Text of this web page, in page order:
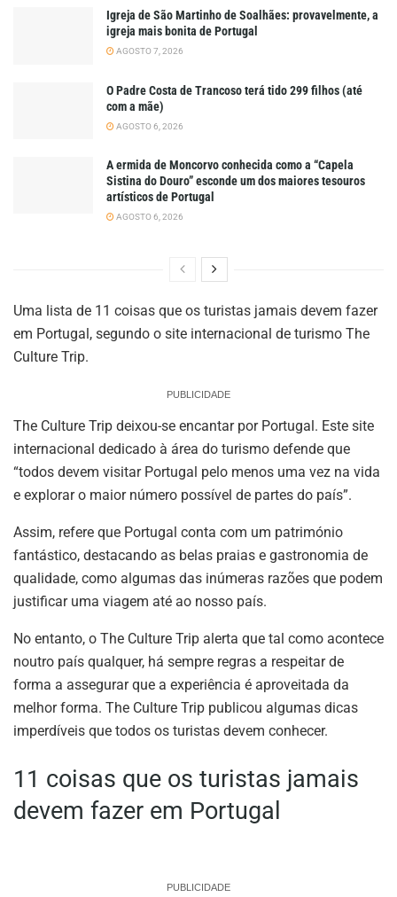
Igreja de São Martinho de Soalhães: provavelmente, a
igreja mais bonita de Portugal
AGOSTO 7, 2026
O Padre Costa de Trancoso terá tido 299 filhos (até
com a mãe)
AGOSTO 6, 2026
A ermida de Moncorvo conhecida como a “Capela
Sistina do Douro” esconde um dos maiores tesouros
artísticos de Portugal
AGOSTO 6, 2026
Uma lista de 11 coisas que os turistas jamais devem fazer
em Portugal, segundo o site internacional de turismo The
Culture Trip.
PUBLICIDADE
The Culture Trip deixou-se encantar por Portugal. Este site
internacional dedicado à área do turismo defende que
“todos devem visitar Portugal pelo menos uma vez na vida
e explorar o maior número possível de partes do país”.
Assim, refere que Portugal conta com um património
fantástico, destacando as belas praias e gastronomia de
qualidade, como algumas das inúmeras razões que podem
justificar uma viagem até ao nosso país.
No entanto, o The Culture Trip alerta que tal como acontece
noutro país qualquer, há sempre regras a respeitar de
forma a assegurar que a experiência é aproveitada da
melhor forma. The Culture Trip publicou algumas dicas
imperdíveis que todos os turistas devem conhecer.
11 coisas que os turistas jamais
devem fazer em Portugal
PUBLICIDADE